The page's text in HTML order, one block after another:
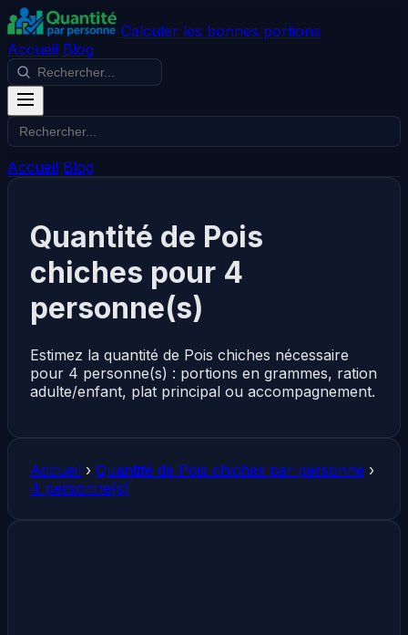
Calculer les bonnes portions
Accueil Blog
Accueil Blog
Quantité de Pois
chiches pour 4
personne(s)
Estimez la quantité de Pois chiches nécessaire
pour 4 personne(s) : portions en grammes, ration
adulte/enfant, plat principal ou accompagnement.
Accueil › Quantité de Pois chiches par personne ›
4 personne(s)